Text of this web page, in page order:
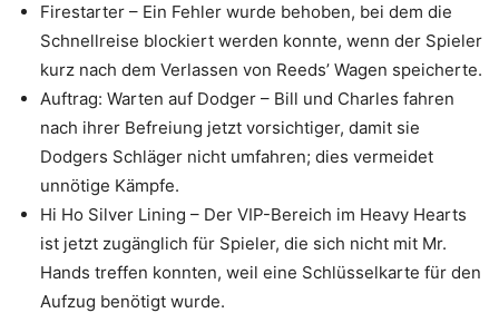
Firestarter – Ein Fehler wurde behoben, bei dem die
Schnellreise blockiert werden konnte, wenn der Spieler
kurz nach dem Verlassen von Reeds’ Wagen speicherte.
Auftrag: Warten auf Dodger – Bill und Charles fahren
nach ihrer Befreiung jetzt vorsichtiger, damit sie
Dodgers Schläger nicht umfahren; dies vermeidet
unnötige Kämpfe.
Hi Ho Silver Lining – Der VIP-Bereich im Heavy Hearts
ist jetzt zugänglich für Spieler, die sich nicht mit Mr.
Hands treffen konnten, weil eine Schlüsselkarte für den
Aufzug benötigt wurde.